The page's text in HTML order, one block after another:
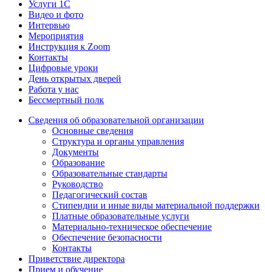
Услуги 1C
Видео и фото
Интервью
Мероприятия
Инструкция к Zoom
Контакты
Цифровые уроки
День открытых дверей
Работа у нас
Бессмертный полк
Сведения об образовательной организации
Основные сведения
Структура и органы управления
Документы
Образование
Образовательные стандарты
Руководство
Педагогический состав
Стипендии и иные виды материальной поддержки
Платные образовательные услуги
Материально-техническое обеспечение
Обеспечение безопасности
Контакты
Приветствие директора
Прием и обучение